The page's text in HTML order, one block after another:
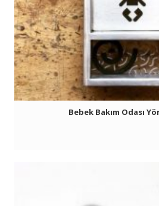
Bebek Bakım Odası